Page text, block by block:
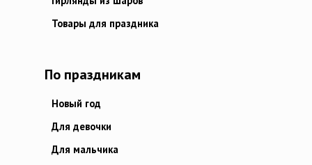
Товары для праздника
По праздникам
Новый год
Для девочки
Для мальчика